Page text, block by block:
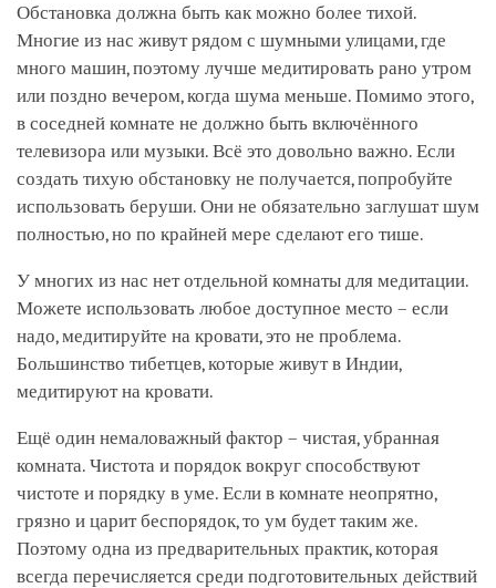
Обстановка должна быть как можно более тихой.
Многие из нас живут рядом с шумными улицами, где
много машин, поэтому лучше медитировать рано утром
или поздно вечером, когда шума меньше. Помимо этого,
в соседней комнате не должно быть включённого
телевизора или музыки. Всё это довольно важно. Если
создать тихую обстановку не получается, попробуйте
использовать беруши. Они не обязательно заглушат шум
полностью, но по крайней мере сделают его тише.
У многих из нас нет отдельной комнаты для медитации.
Можете использовать любое доступное место – если
надо, медитируйте на кровати, это не проблема.
Большинство тибетцев, которые живут в Индии,
медитируют на кровати.
Ещё один немаловажный фактор – чистая, убранная
комната. Чистота и порядок вокруг способствуют
чистоте и порядку в уме. Если в комнате неопрятно,
грязно и царит беспорядок, то ум будет таким же.
Поэтому одна из предварительных практик, которая
всегда перечисляется среди подготовительных действий